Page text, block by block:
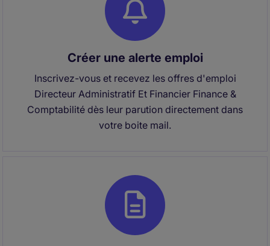
Créer une alerte emploi
Inscrivez-vous et recevez les offres d'emploi
Directeur Administratif Et Financier Finance &
Comptabilité dès leur parution directement dans
votre boite mail.